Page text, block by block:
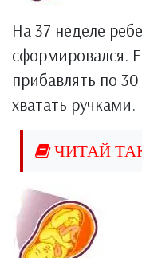
На 37 неделе
сформировался.
прибавлять по
хватать ручками.